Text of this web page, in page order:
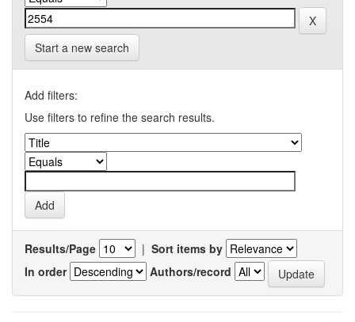
Start a new search
Add filters:
Use filters to refine the search results.
Results/Page | Sort items by
In order
Authors/record